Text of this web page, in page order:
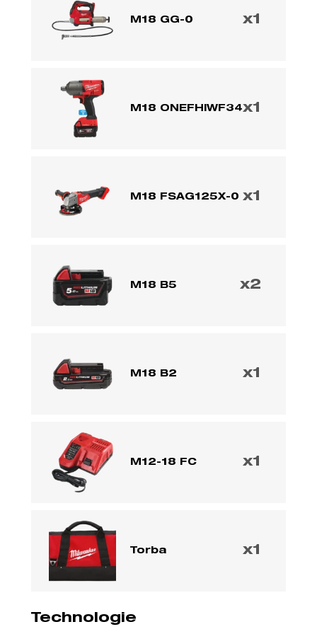
M18 GG-0 x1
M18 ONEFHIWF34x1
M18 FSAG125X-0 x1
M18 B5 x2
M18 B2 x1
M12-18 FC x1
Torba x1
Technologie